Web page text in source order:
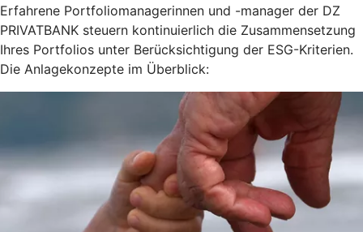
Erfahrene Portfoliomanagerinnen und -manager der DZ
PRIVATBANK steuern kontinuierlich die Zusammensetzung
Ihres Portfolios unter Berücksichtigung der ESG-Kriterien.
Die Anlagekonzepte im Überblick: